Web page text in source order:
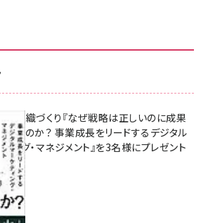
む組織づくり『なぜ戦略は正しいのに成果
ないのか？ 事業成長をリードするデジタル
ング・マネジメント』を3名様にプレゼント